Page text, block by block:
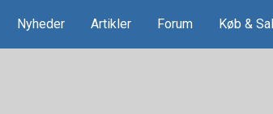
Nyheder Artikler Forum Køb &